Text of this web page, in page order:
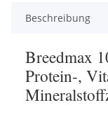
Beschreibung
Breedmax
Protein-,